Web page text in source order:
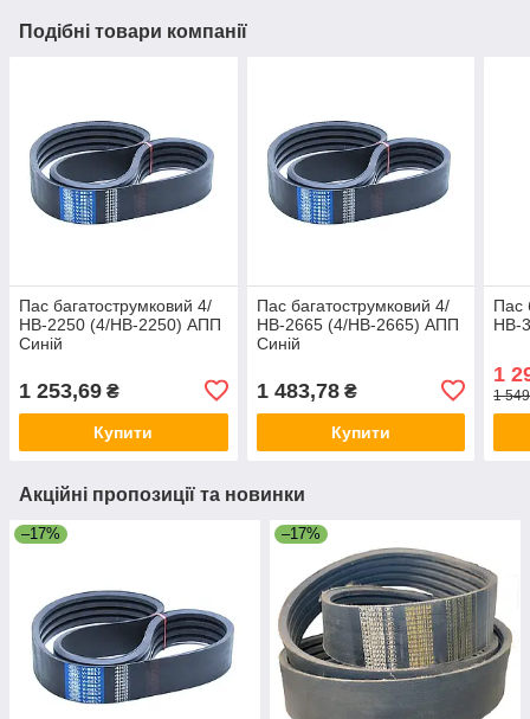
Подібні товари компанії
Пас багатострумковий 4/
НВ-2250 (4/HB-2250) АПП
Синій
1 253,69 ₴
Купити
Пас багатострумковий 4/
НВ-2665 (4/HB-2665) АПП
Синій
1 483,78₴
Купити
Пас
НВ-
1
1
Акційні пропозиції та новинки
–17% –17%